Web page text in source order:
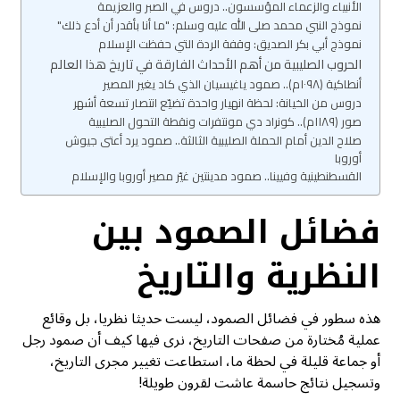
الأنبياء والزعماء المؤسسون.. دروس في الصبر والعزيمة
نموذج النبي محمد صلى الله عليه وسلم: "ما أنا بأقدر أن أدع ذلك"
نموذج أبي بكر الصديق: وقفة الردة التي حفظت الإسلام
الحروب الصليبية من أهم الأحداث الفارقة في تاريخ هذا العالم
أنطاكية (١٠٩٨م).. صمود ياغيسيان الذي كاد يغير المصير
دروس من الخيانة: لحظة انهيار واحدة تضيّع انتصار تسعة أشهر
صور (١١٨٩م).. كونراد دي مونتفرات ونقطة التحول الصليبية
صلاح الدين أمام الحملة الصليبية الثالثة.. صمود يرد أعتى جيوش
أوروبا
القسطنطينية وفيينا.. صمود مدينتين غيّر مصير أوروبا والإسلام
فضائل الصمود بين
النظرية والتاريخ
هذه سطور في فضائل الصمود، ليست حديثا نظريا، بل وقائع
عملية مُختارة من صفحات التاريخ، نرى فيها كيف أن صمود رجل
أو جماعة قليلة في لحظة ما، استطاعت تغيير مجرى التاريخ،
وتسجيل نتائج حاسمة عاشت لقرون طويلة!